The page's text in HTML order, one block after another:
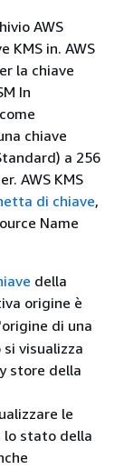
AWS
KMS in. AWS
la chiave
In
chiave
a 256
AWS KMS
di chiave,
Name
della
origine è
di una
visualizza
store della
le
lo stato della